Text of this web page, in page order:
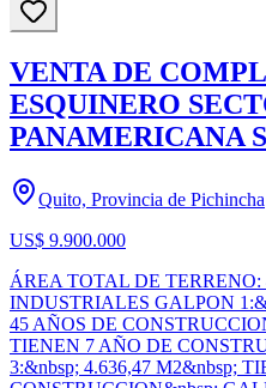
VENTA DE
ESQUINERO
PANAMERICANA
Quito, Provincia de Pichincha
US$ 9.900.000
ÁREA TOTAL DE TERRENO:
INDUSTRIALES GALPON
45 AÑOS DE
TIENEN 7 AÑO DE
3:&nbsp; 4.636,47 M2&nbsp;